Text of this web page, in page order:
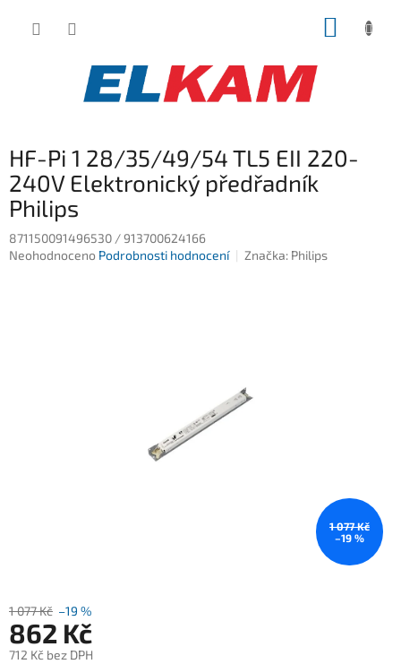
HF-Pi 1 28/35/49/54 TL5 EII 220-
240V Elektronický předřadník
Philips
871150091496530 / 913700624166
Průměrné
Neohodnoceno Podrobnosti hodnocení Značka: Philips
1 077 Kč
–19 %
1 077 Kč –19 %
862 Kč
712 Kč bez DPH